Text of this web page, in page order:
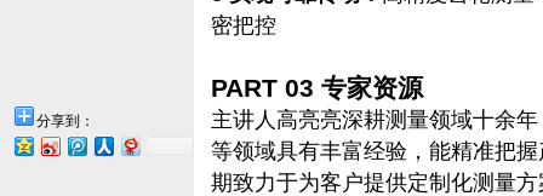
分享到：
密把控
PART 03 专家资源
主讲人高亮亮深耕测量领域十余
等领域具有丰富经验，能精准把
期致力于为客户提供定制化测量